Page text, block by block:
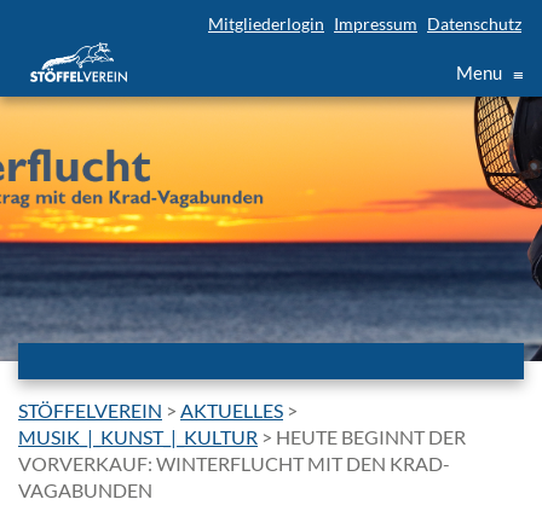
Mitgliederlogin Impressum Datenschutz
Menu ≡
STÖFFELVEREIN > AKTUELLES >
MUSIK_|_KUNST_|_KULTUR > HEUTE BEGINNT DER
VORVERKAUF: WINTERFLUCHT MIT DEN KRAD-
VAGABUNDEN